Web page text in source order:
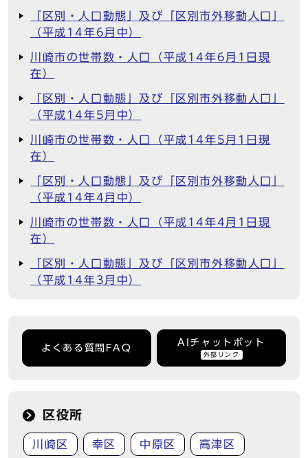
「区別・人口動態」及び「区別市外移動人口」
（平成14年6月中）
川崎市の世帯数・人口（平成14年6月1日現
在）
「区別・人口動態」及び「区別市外移動人口」
（平成14年5月中）
川崎市の世帯数・人口（平成14年5月1日現
在）
「区別・人口動態」及び「区別市外移動人口」
（平成14年4月中）
川崎市の世帯数・人口（平成14年4月1日現
在）
「区別・人口動態」及び「区別市外移動人口」
（平成14年3月中）
よくある質問FAQ
AIチャットボット
外部リンク
区役所
川崎区 幸区 中原区 高津区